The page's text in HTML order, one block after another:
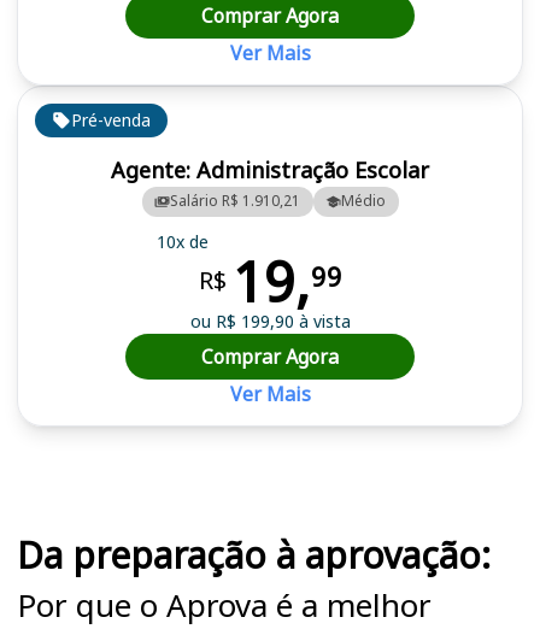
Pré-venda
Agente: Administração Escolar
Salário R$ 1.910,21 Médio
10x de
R$ 19,99
ou R$ 199,90 à vista
Comprar Agora
Ver Mais
Comprar Agora
Ver Mais
Da preparação à aprovação:
Por que o Aprova é a melhor